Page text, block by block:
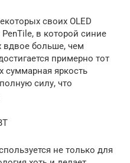
своих OLED
PenTile, в которой синие
вдвое больше, чем
примерно тот
суммарная яркость
силу, что
не только для